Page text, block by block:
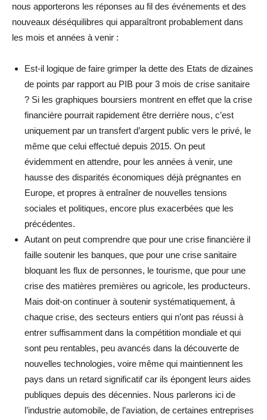
nous apporterons les réponses au fil des événements et des
nouveaux déséquilibres qui apparaîtront probablement dans
les mois et années à venir :
Est-il logique de faire grimper la dette des Etats de dizaines
de points par rapport au PIB pour 3 mois de crise sanitaire
? Si les graphiques boursiers montrent en effet que la crise
financière pourrait rapidement être derrière nous, c’est
uniquement par un transfert d’argent public vers le privé, le
même que celui effectué depuis 2015. On peut
évidemment en attendre, pour les années à venir, une
hausse des disparités économiques déjà prégnantes en
Europe, et propres à entraîner de nouvelles tensions
sociales et politiques, encore plus exacerbées que les
précédentes.
Autant on peut comprendre que pour une crise financière il
faille soutenir les banques, que pour une crise sanitaire
bloquant les flux de personnes, le tourisme, que pour une
crise des matières premières ou agricole, les producteurs.
Mais doit-on continuer à soutenir systématiquement, à
chaque crise, des secteurs entiers qui n’ont pas réussi à
entrer suffisamment dans la compétition mondiale et qui
sont peu rentables, peu avancés dans la découverte de
nouvelles technologies, voire même qui maintiennent les
pays dans un retard significatif car ils épongent leurs aides
publiques depuis des décennies. Nous parlerons ici de
l’industrie automobile, de l’aviation, de certaines entreprises